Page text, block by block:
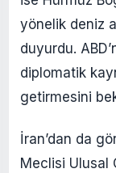
yönelik deniz
duyurdu.
diplomatik
getirmesini
İran’dan da
Meclisi Ulusal